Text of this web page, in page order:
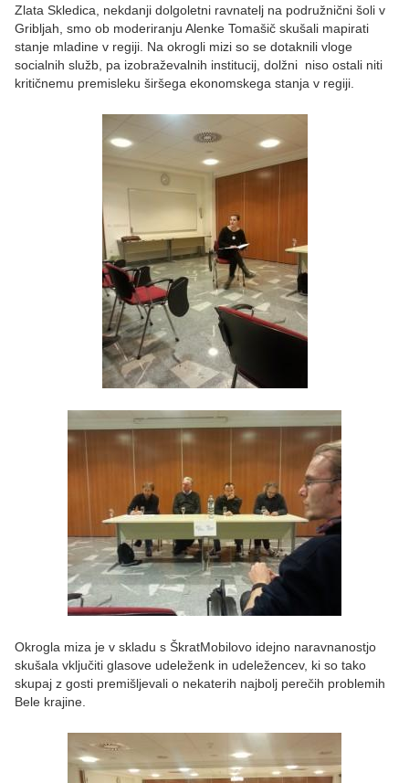
Zlata Skledica, nekdanji dolgoletni ravnatelj na podružnični šoli v
Gribljah, smo ob moderiranju Alenke Tomašič skušali mapirati
stanje mladine v regiji. Na okrogli mizi so se dotaknili vloge
socialnih služb, pa izobraževalnih institucij, dolžni niso ostali niti
kritičnemu premisleku širšega ekonomskega stanja v regiji.
Okrogla miza je v skladu s ŠkratMobilovo idejno naravnanostjo
skušala vključiti glasove udeleženk in udeležencev, ki so tako
skupaj z gosti premišljevali o nekaterih najbolj perečih problemih
Bele krajine.